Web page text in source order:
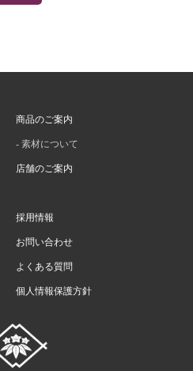
商品のご案内
素材について
店舗のご案内
採用情報
お問い合わせ
よくある質問
個人情報保護方針